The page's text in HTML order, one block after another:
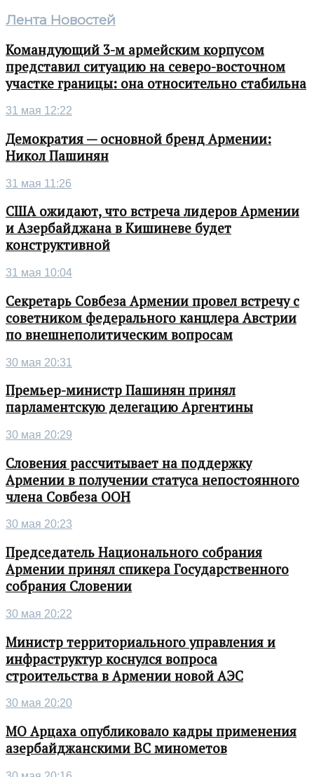
Лента Новостей
Командующий 3-м армейским корпусом
представил ситуацию на северо-восточном
участке границы: она относительно стабильна
31 мая 12:22
Демократия — основной бренд Армении:
Никол Пашинян
31 мая 11:26
США ожидают, что встреча лидеров Армении
и Азербайджана в Кишиневе будет
конструктивной
31 мая 10:04
Секретарь Совбеза Армении провел встречу с
советником федерального канцлера Австрии
по внешнеполитическим вопросам
30 мая 20:31
Премьер-министр Пашинян принял
парламентскую делегацию Аргентины
30 мая 20:29
Словения рассчитывает на поддержку
Армении в получении статуса непостоянного
члена Совбеза ООН
30 мая 20:23
Председатель Национального собрания
Армении принял спикера Государственного
собрания Словении
30 мая 20:22
Министр территориального управления и
инфраструктур коснулся вопроса
строительства в Армении новой АЭС
30 мая 20:20
МО Арцаха опубликовало кадры применения
азербайджанскими ВС минометов